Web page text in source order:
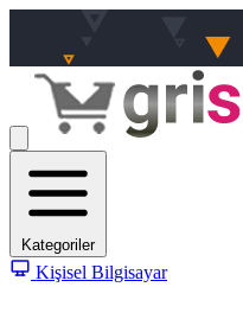
Kategoriler
Kişisel Bilgisayar